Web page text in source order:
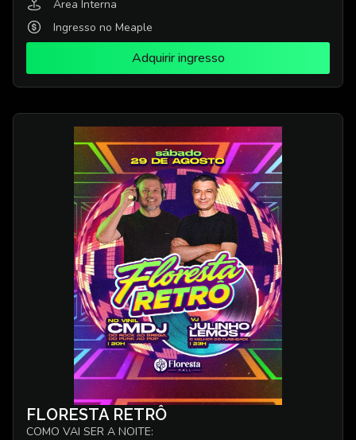
Área Interna
Ingresso no Meaple
Adquirir ingresso
FLORESTA RETRÔ
COMO VAI SER A NOITE: